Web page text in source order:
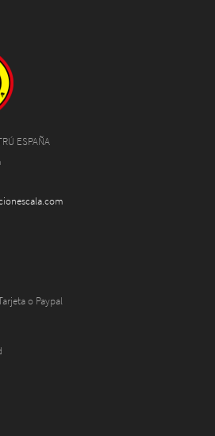
ESPAÑA
o Paypal